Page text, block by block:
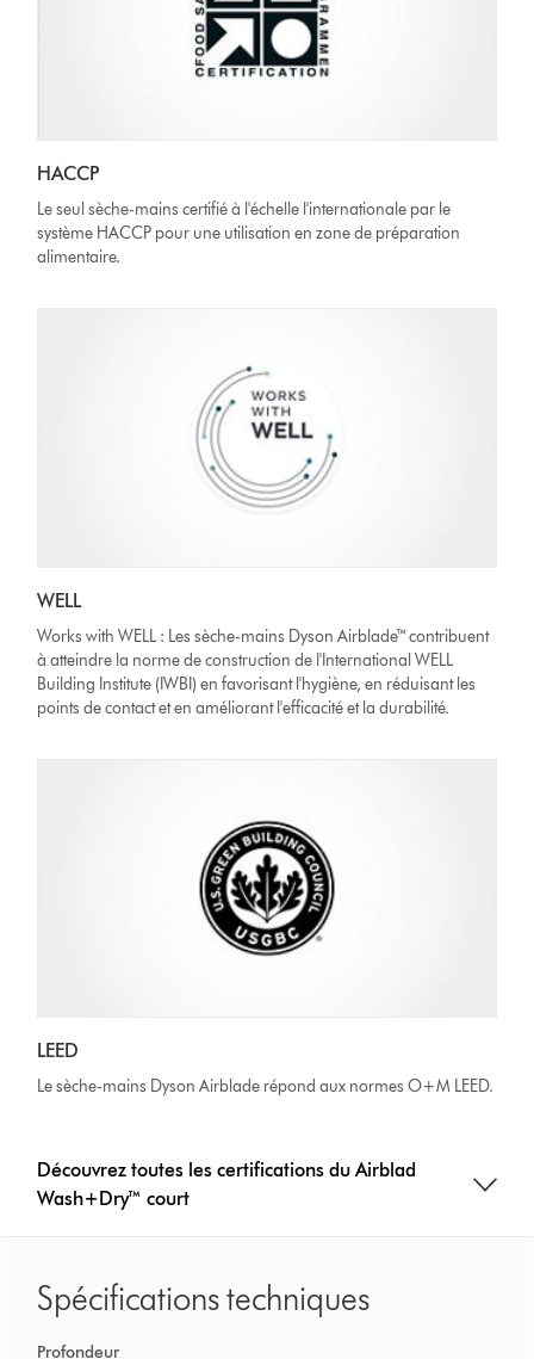
HACCP
Le seul sèche-mains certifié à l'échelle l'internationale par le
système HACCP pour une utilisation en zone de préparation
alimentaire.
WELL
Works with WELL : Les sèche-mains Dyson Airblade™ contribuent
à atteindre la norme de construction de l'International WELL
Building Institute (IWBI) en favorisant l'hygiène, en réduisant les
points de contact et en améliorant l'efficacité et la durabilité.
LEED
Le sèche-mains Dyson Airblade répond aux normes O+M LEED.
Découvrez toutes les certifications du Airblad
Wash+Dry™ court
Spécifications techniques
Profondeur